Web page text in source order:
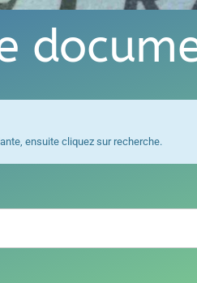
ensuite cliquez sur recherche.